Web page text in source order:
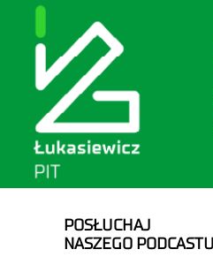
POSŁUCHAJ
NASZEGO PODCASTU